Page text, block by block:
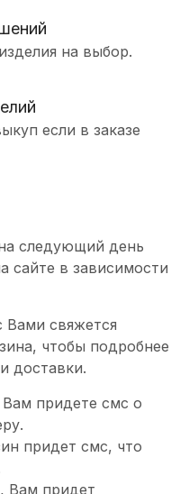
на выбор.
если в заказе
следующий день
сайте в зависимости
Вами свяжется
чтобы подробнее
доставки.
придете смс о
придет смс, что
Вам придет